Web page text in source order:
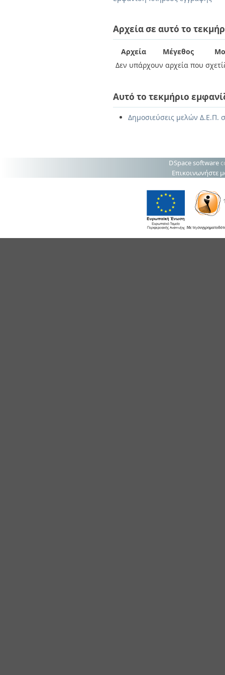
Αρχεία σε αυτό το
Αρχεία Μέγεθος
Δεν υπάρχουν αρχεία που
Αυτό το τεκμήριο
Δημοσιεύσεις μελών Δ.Ε.Π.
DSpace software
Επικοινωνήστε